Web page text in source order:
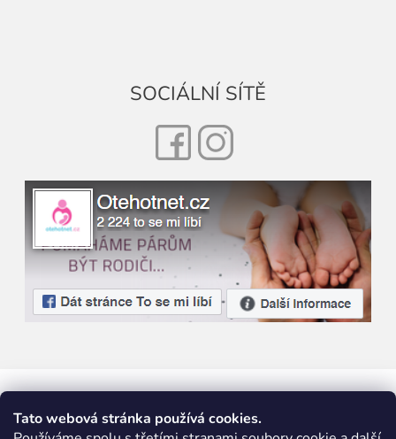
Tato webová stránka používá cookies.
SOCIÁLNÍ SÍTĚ
FacebookInstagram